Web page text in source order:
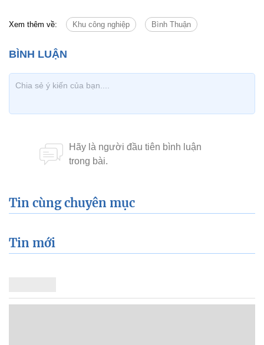
Xem thêm về: Khu công nghiệp Bình Thuận
Tin cùng chuyên mục
Tin mới